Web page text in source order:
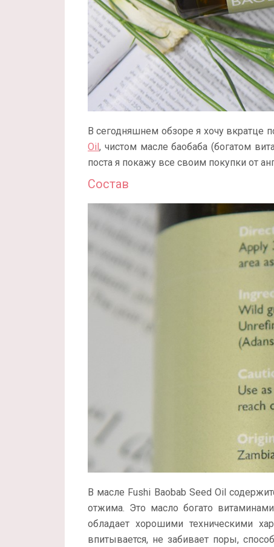
В сегодняшнем обзоре я хочу вкратце
Oil , чистом масле баобаба (богатом
поста я покажу все своим покупки от
Состав
В масле Fushi Baobab Seed Oil
отжима. Это масло богато
обладает хорошими техническими
впитывается, не забивает поры,